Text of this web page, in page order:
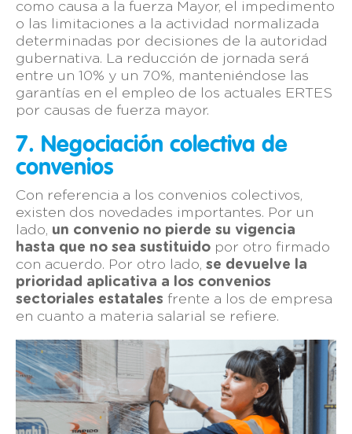
como causa a la fuerza Mayor, el impedimento
o las limitaciones a la actividad normalizada
determinadas por decisiones de la autoridad
gubernativa. La reducción de jornada será
entre un 10% y un 70%, manteniéndose las
garantías en el empleo de los actuales ERTES
por causas de fuerza mayor.
7. Negociación colectiva de
convenios
Con referencia a los convenios colectivos,
existen dos novedades importantes. Por un
lado, un convenio no pierde su vigencia
hasta que no sea sustituido por otro firmado
con acuerdo. Por otro lado, se devuelve la
prioridad aplicativa a los convenios
sectoriales estatales frente a los de empresa
en cuanto a materia salarial se refiere.